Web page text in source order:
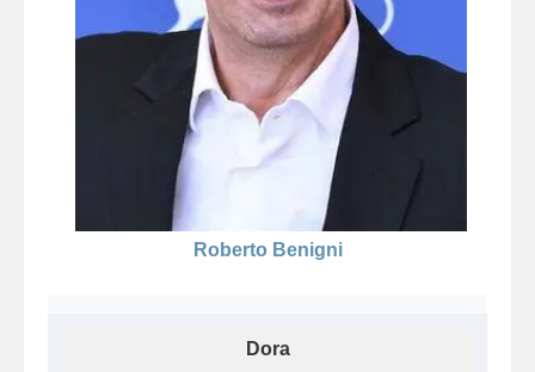
Roberto Benigni
Dora